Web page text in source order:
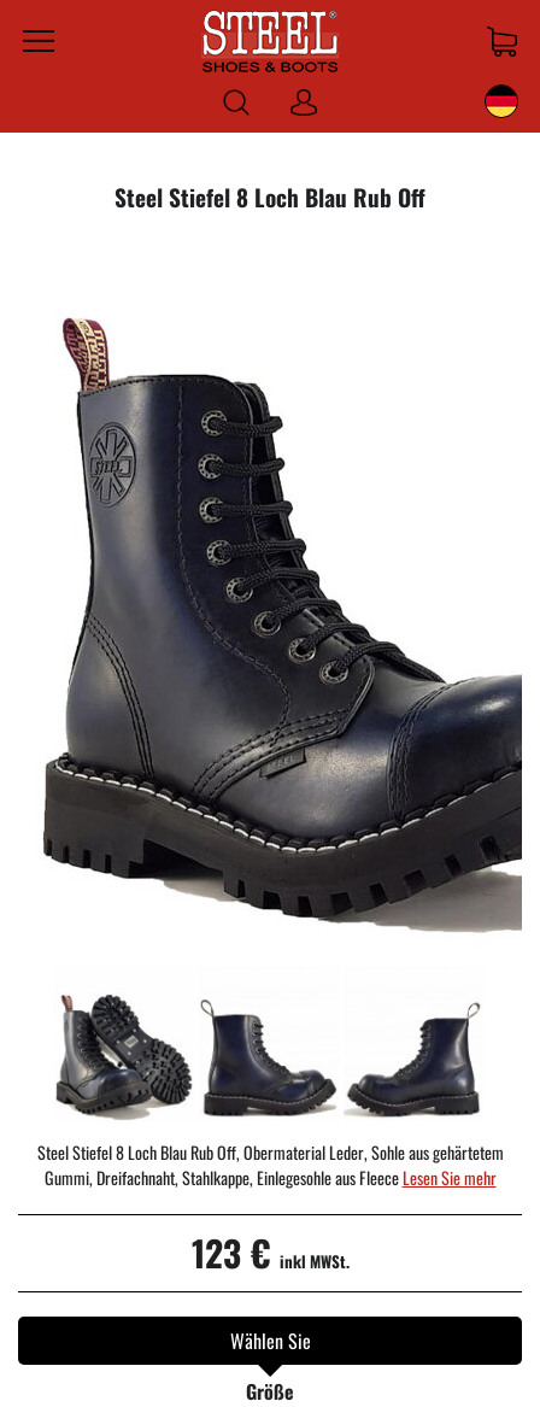
Menu
Anmelden
Steel Stiefel 8 Loch Blau Rub Off
Steel Stiefel 8 Loch Blau Rub Off, Obermaterial Leder, Sohle aus gehärtetem
Gummi, Dreifachnaht, Stahlkappe, Einlegesohle aus FleeceLesen Sie mehr
123 € inkl MWSt.
Wählen Sie
Größe